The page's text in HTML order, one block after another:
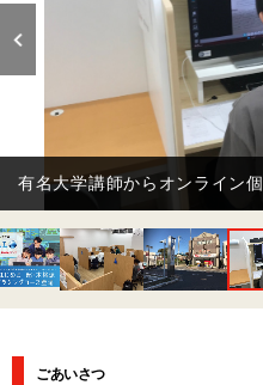
無料自習席を完備しております
ごあいさつ